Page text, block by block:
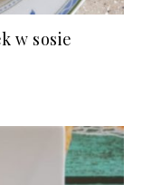
w sosie